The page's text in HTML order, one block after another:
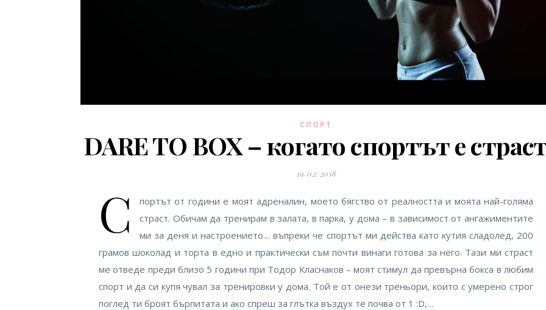
СПОРТ
DARE TO BOX – когато спортът е
19/02/2018
С
портът от години е моят адреналин, моето бягство от реалността и моята най-голяма
страст. Обичам да тренирам в залата, в парка, у дома – в зависимост от ангажиментите
ми за деня и настроението… въпреки че спортът ми действа като кутия сладолед, 200
грамов шоколад и торта в едно и практически съм почти винаги готова за него. Тази ми страст
ме отведе преди близо 5 години при Тодор Класнаков – моят стимул да превърна бокса в любим
спорт и да си купя чувал за тренировки у дома. Той е от онези треньори, които с умерено строг
поглед ти броят бърпитата и ако спреш за глътка въздух те почва от 1 :D,…